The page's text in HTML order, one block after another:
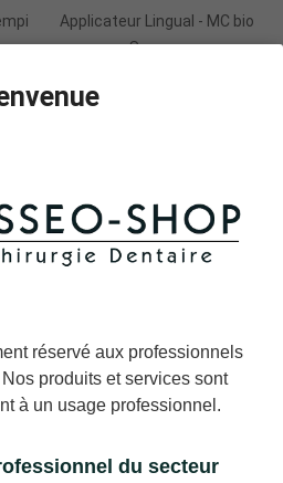
Applicateur Lingual - MC bio
Surgery
accessoires- MC bio Surgery
réservé aux professionnels
produits et services sont
à un usage professionnel.
du secteur